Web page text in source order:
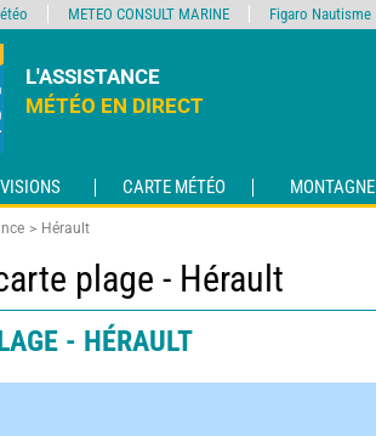
L'ASSISTANCE
MÉTÉO EN DIRECT
CARTE MÉTÉO MONTAGNE
Hérault
plage - Hérault
- HÉRAULT
METEO CONSULT MARINE Figaro Nautisme